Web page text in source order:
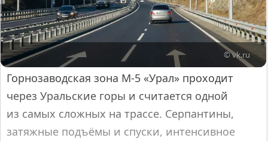
© vk.ru
Горнозаводская зона М-5 «Урал» проходит
через Уральские горы и считается одной
из самых сложных на трассе. Серпантины,
затяжные подъёмы и спуски, интенсивное